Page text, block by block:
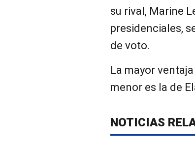
su rival, Marine
presidenciales,
de voto.
La mayor
menor es la de
NOTICIAS